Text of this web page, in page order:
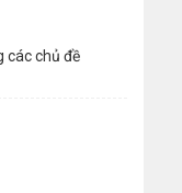
các chủ đề